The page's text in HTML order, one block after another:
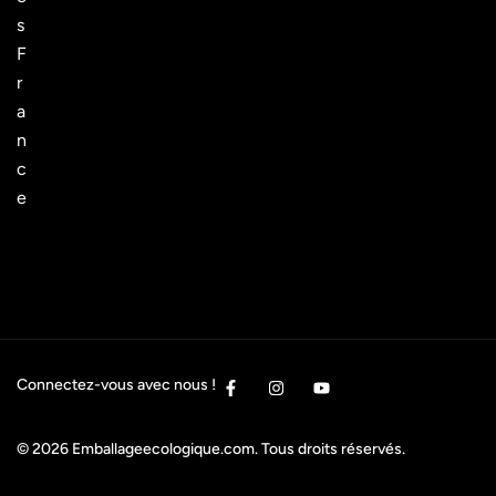
s
F
r
a
n
c
e
Connectez-vous avec nous !
© 2026 Emballageecologique.com. Tous droits réservés.